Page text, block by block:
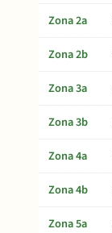
Zona 2a
Zona 2b
Zona 3a
Zona 3b
Zona 4a
Zona 4b
Zona 5a